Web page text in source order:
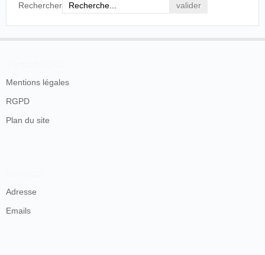
Rechercher
Mentions légales
RGPD
Plan du site
Adresse
Emails